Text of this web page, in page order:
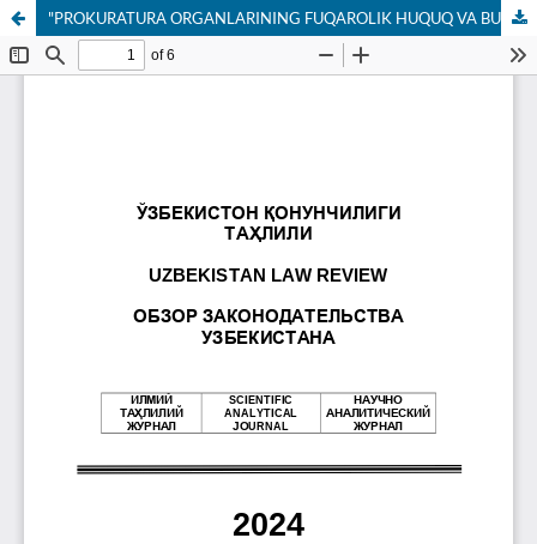
"PROKURATURA ORGANLARINING FUQAROLIK HUQUQ VA BURCHLARINI AMALGA OSHIRISHDAGI ISHTIROKI"